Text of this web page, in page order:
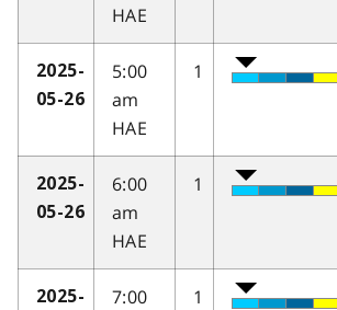
HAE
2025-
05-26
5:00
am
HAE
1
2025-
05-26
6:00
am
HAE
1
2025-
7:00
1